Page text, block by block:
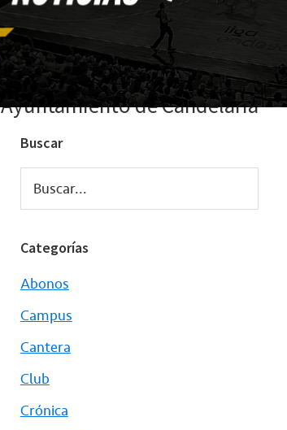
Ayuntamiento de Candelaria
Buscar
Buscar...
Categorías
Abonos
Campus
Cantera
Club
Crónica